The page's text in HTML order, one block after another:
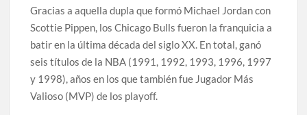
Gracias a aquella dupla que formó Michael Jordan con
Scottie Pippen, los Chicago Bulls fueron la franquicia a
batir en la última década del siglo XX. En total, ganó
seis títulos de la NBA (1991, 1992, 1993, 1996, 1997
y 1998), años en los que también fue Jugador Más
Valioso (MVP) de los playoff.